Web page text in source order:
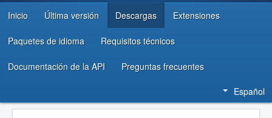
RECURSOS PARA DESARROLLADORES
Inicio Última versión Descargas Extensiones
Paquetes de idioma Requisitos técnicos
Documentación de la API Preguntas frecuentes
Español